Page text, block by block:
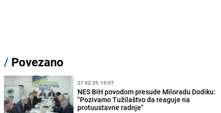
/ Povezano
27.02.25. 10:07
NES BiH povodom presude Miloradu Dodiku:
"Pozivamo Tužilaštvo da reaguje na
protuustavne radnje"